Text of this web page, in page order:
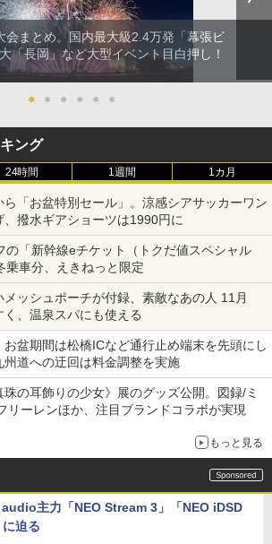
会まとめ。国内最大級2.4万発「幕張ビ
「長岡」など大型イベント目白押し！
● ● ● ● ● ●
ング
24時間 1週間 1カ月
「お盆特別セール」。涼感シアサッカーワン
、撥水ギアショーツは1990円に
の「新幹線eチケット（トクだ値スペシャル
乗車分、えきねっと限定
メッシュポーチが付録、素敵なあの人 11月
、温泉スパにも使える
お盆期間は松橋ICなど通行止め端末を先頭にし
州道への迂回は料金調整を実施
の耳飾りの少女》展のグッズ公開。図録/ミ
リーレンほか、注目ブランドコラボが実現
もっと見る
主力「NEO Stream 3」「NEO iDSD
迫る